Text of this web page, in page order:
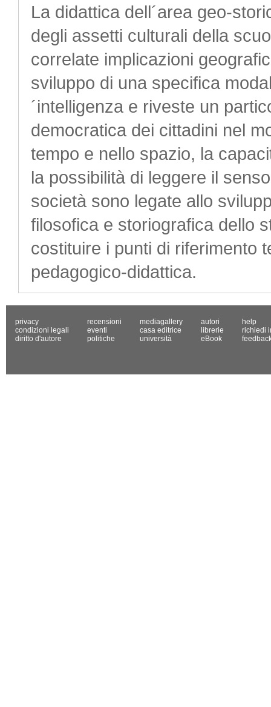
La didattica dell´area geo-
degli assetti culturali della
correlate implicazioni
sviluppo di una specifica
´intelligenza e riveste un
democratica dei cittadini nel
tempo e nello spazio, la
la possibilità di leggere il
società sono legate allo
filosofica e storiografica dello
costituire i punti di riferimento
pedagogico-didattica.
privacy
condizioni legali
diritto d'autore
recensioni
eventi
politiche
mediagallery
casa editrice
università
autori
librerie
eBook
help
richiedi